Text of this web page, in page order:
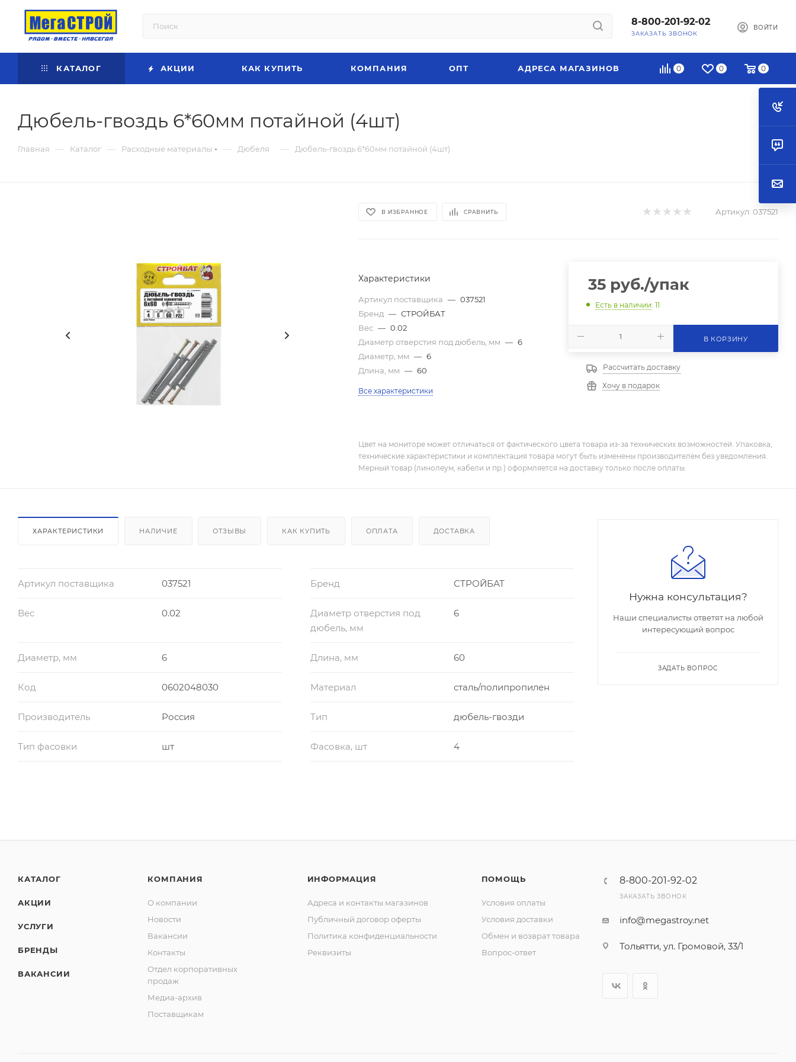
8-800-201-92-02
ЗАКАЗАТЬ ЗВОНОК
ВОЙТИ
0 0 0
КАТАЛОГ АКЦИИ КАК КУПИТЬ КОМПАНИЯ ОПТ АДРЕСА МАГАЗИНОВ
Дюбель-гвоздь 6*60мм потайной (4шт)
Главная — Каталог — Расходные материалы — Дюбеля — Дюбель-гвоздь 6*60мм потайной (4шт)
В ИЗБРАННОЕ СРАВНИТЬ Артикул: 037521
Характеристики
Артикул поставщика — 037521
Бренд — СТРОЙБАТ
Вес — 0.02
Диаметр отверстия под дюбель, мм — 6
Диаметр, мм — 6
Длина, мм — 60
Все характеристики
35руб./упак
Есть в наличии: 11
В КОРЗИНУ
Рассчитать доставку
Хочу в подарок
Цвет на мониторе может отличаться от фактического цвета товара из-за технических возможностей. Упаковка,
технические характеристики и комплектация товара могут быть изменены производителем без уведомления.
Мерный товар (линолеум, кабели и пр.) оформляется на доставку только после оплаты.
ХАРАКТЕРИСТИКИ НАЛИЧИЕ ОТЗЫВЫ КАК КУПИТЬ ОПЛАТА ДОСТАВКА
Артикул поставщика 037521 Бренд СТРОЙБАТ
Вес 0.02
Диаметр отверстия под
дюбель, мм
6
Диаметр, мм 6 Длина, мм 60
Код 0602048030 Материал сталь/полипропилен
Производитель Россия Тип дюбель-гвозди
Тип фасовки шт Фасовка, шт 4
Нужна консультация?
Наши специалисты ответят на любой
интересующий вопрос
ЗАДАТЬ ВОПРОС
КАТАЛОГ
АКЦИИ
УСЛУГИ
БРЕНДЫ
ВАКАНСИИ
КОМПАНИЯ
О компании
Новости
Вакансии
Контакты
Отдел корпоративных
продаж
Медиа-архив
Поставщикам
ИНФОРМАЦИЯ
Адреса и контакты магазинов
Публичный договор оферты
Политика конфиденциальности
Реквизиты
ПОМОЩЬ
Условия оплаты
Условия доставки
Обмен и возврат товара
Вопрос-ответ
8-800-201-92-02
ЗАКАЗАТЬ ЗВОНОК
info@megastroy.net
Тольятти, ул. Громовой, 33/1